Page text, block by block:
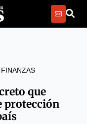
que
protección